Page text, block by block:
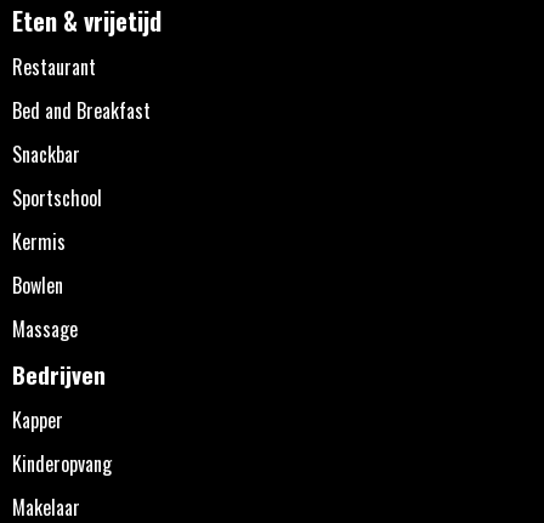
Eten & vrijetijd
Restaurant
Bed and Breakfast
Snackbar
Sportschool
Kermis
Bowlen
Massage
Bedrijven
Kapper
Kinderopvang
Makelaar